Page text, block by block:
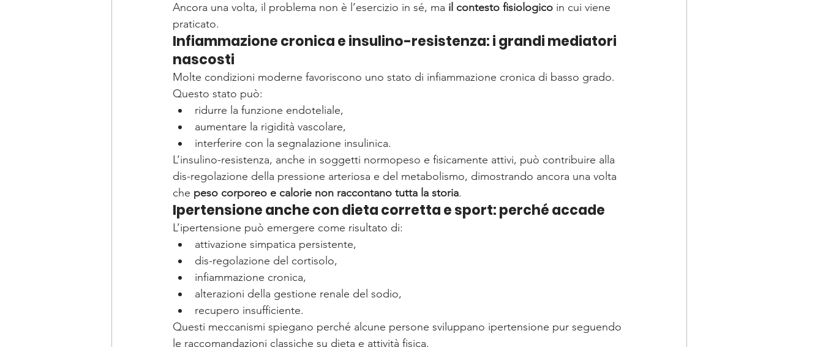
Ancora una volta, il problema non è l’esercizio in sé, ma il contesto fisiologico in cui viene
praticato.
Infiammazione cronica e insulino-resistenza: i grandi mediatori
nascosti
Molte condizioni moderne favoriscono uno stato di infiammazione cronica di basso grado.
Questo stato può:
ridurre la funzione endoteliale,
aumentare la rigidità vascolare,
interferire con la segnalazione insulinica.
L’insulino-resistenza, anche in soggetti normopeso e fisicamente attivi, può contribuire alla
dis-regolazione della pressione arteriosa e del metabolismo, dimostrando ancora una volta
che peso corporeo e calorie non raccontano tutta la storia.
Ipertensione anche con dieta corretta e sport: perché accade
L’ipertensione può emergere come risultato di:
attivazione simpatica persistente,
dis-regolazione del cortisolo,
infiammazione cronica,
alterazioni della gestione renale del sodio,
recupero insufficiente.
Questi meccanismi spiegano perché alcune persone sviluppano ipertensione pur seguendo
le raccomandazioni classiche su dieta e attività fisica.